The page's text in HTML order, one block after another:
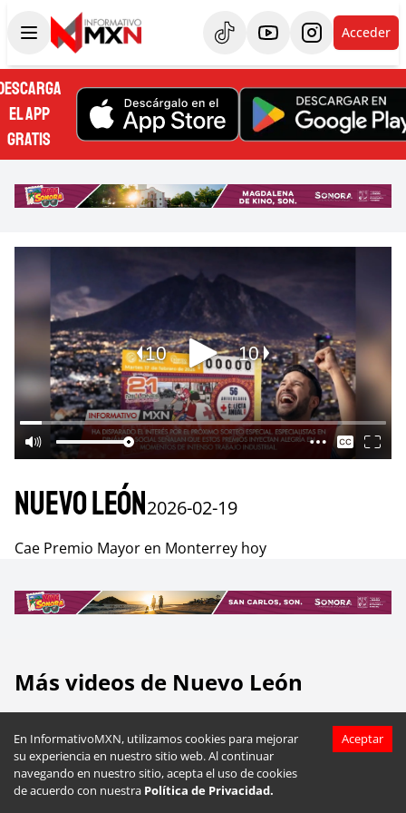
En InformativoMXN, utilizamos cookies para mejorar
su experiencia en nuestro sitio web. Al continuar
navegando en nuestro sitio, acepta el uso de cookies
de acuerdo con nuestra Política de Privacidad.
Aceptar
Acceder
EL APP
GRATIS
Nuevo León2026-02-19
Cae Premio Mayor en Monterrey hoy
Más videos de Nuevo León